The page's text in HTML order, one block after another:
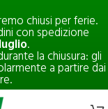
chiusi per ferie.
con spedizione
.
la chiusura: gli
a partire dai